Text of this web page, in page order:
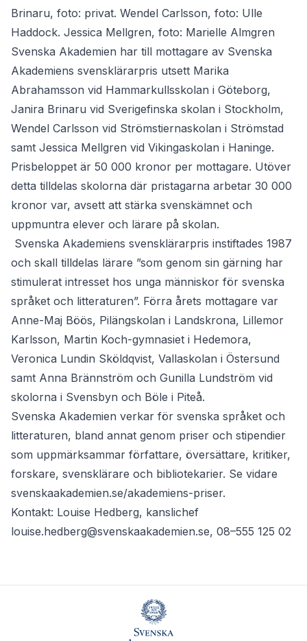
Brinaru, foto: privat. Wendel Carlsson, foto: Ulle
Haddock. Jessica Mellgren, foto: Marielle Almgren
Svenska Akademien har till mottagare av Svenska
Akademiens svensklärarpris utsett Marika
Abrahamsson vid Hammarkullsskolan i Göteborg,
Janira Brinaru vid Sverigefinska skolan i Stockholm,
Wendel Carlsson vid Strömstiernaskolan i Strömstad
samt Jessica Mellgren vid Vikingaskolan i Haninge.
Prisbeloppet är 50 000 kronor per mottagare. Utöver
detta tilldelas skolorna där pristagarna arbetar 30 000
kronor var, avsett att stärka svenskämnet och
uppmuntra elever och lärare på skolan.
Svenska Akademiens svensklärarpris instiftades 1987
och skall tilldelas lärare ”som genom sin gärning har
stimulerat intresset hos unga människor för svenska
språket och litteraturen”. Förra årets mottagare var
Anne-Maj Böös, Pilängskolan i Landskrona, Lillemor
Karlsson, Martin Koch-gymnasiet i Hedemora,
Veronica Lundin Sköldqvist, Vallaskolan i Östersund
samt Anna Brännström och Gunilla Lundström vid
skolorna i Svensbyn och Böle i Piteå.
Svenska Akademien verkar för svenska språket och
litteraturen, bland annat genom priser och stipendier
som uppmärksammar författare, översättare, kritiker,
forskare, svensklärare och bibliotekarier. Se vidare
svenskaakademien.se/akademiens-priser.
Kontakt: Louise Hedberg, kanslichef
louise.hedberg@svenskaakademien.se, 08–555 125 02